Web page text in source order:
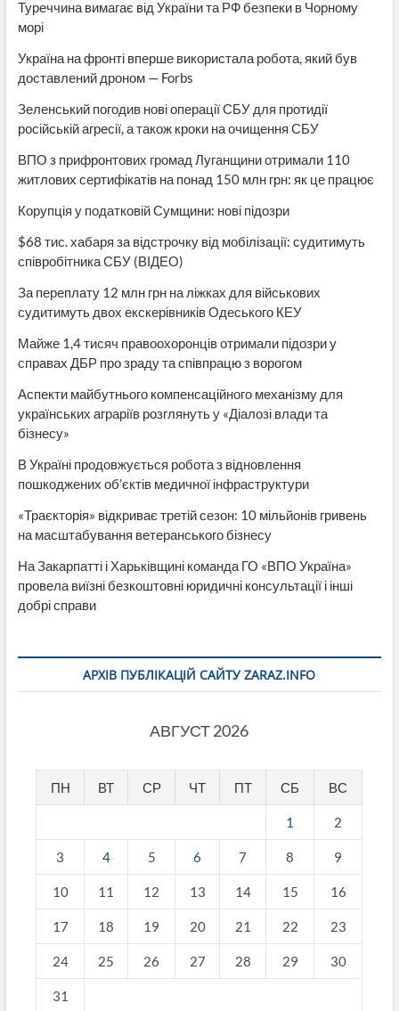
Туреччина вимагає від України та РФ безпеки в Чорному
морі
Україна на фронті вперше використала робота, який був
доставлений дроном — Forbs
Зеленський погодив нові операції СБУ для протидії
російській агресії, а також кроки на очищення СБУ
ВПО з прифронтових громад Луганщини отримали 110
житлових сертифікатів на понад 150 млн грн: як це працює
Корупція у податковій Сумщини: нові підозри
$68 тис. хабаря за відстрочку від мобілізації: судитимуть
співробітника СБУ (ВІДЕО)
За переплату 12 млн грн на ліжках для військових
судитимуть двох екскерівників Одеського КЕУ
Майже 1,4 тисяч правоохоронців отримали підозри у
справах ДБР про зраду та співпрацю з ворогом
Аспекти майбутнього компенсаційного механізму для
українських аграріїв розглянуть у «Діалозі влади та
бізнесу»
В Україні продовжується робота з відновлення
пошкоджених об’єктів медичної інфраструктури
«Траєкторія» відкриває третій сезон: 10 мільйонів гривень
на масштабування ветеранського бізнесу
На Закарпатті і Харьківщині команда ГО «ВПО Україна»
провела виїзні безкоштовні юридичні консультації і інші
добрі справи
АРХІВ ПУБЛІКАЦІЙ САЙТУ ZARAZ.INFO
АВГУСТ 2026
ПН ВТ СР ЧТ ПТ СБ ВС
1 2
3 4 5 6 7 8 9
10 11 12 13 14 15 16
17 18 19 20 21 22 23
24 25 26 27 28 29 30
31